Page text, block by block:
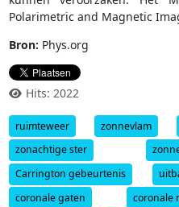
Polarimetric and Magnetic
Bron: Phys.org
Hits: 2022
ruimteweer zonnevlam
zonachtige ster
Carrington gebeurtenis
coronale gaten
coronale